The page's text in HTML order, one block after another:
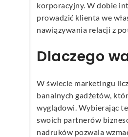
korporacyjny. W dobie
prowadzić klienta we
nawiązywania relacji z
Dlaczego
W świecie marketingu
banalnych gadżetów,
wyglądowi. Wybierając
swoich partnerów
nadruków pozwala